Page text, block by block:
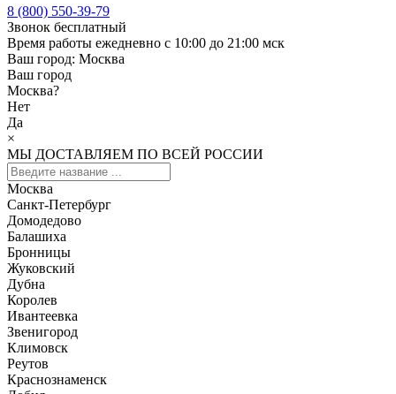
8 (800) 550-39-79
Звонок бесплатный
Время работы ежедневно с 10:00 до 21:00 мск
Ваш город: Москва
Ваш город
Москва?
Нет
Да
×
МЫ ДОСТАВЛЯЕМ ПО ВСЕЙ РОССИИ
Москва
Санкт-Петербург
Домодедово
Балашиха
Бронницы
Жуковский
Дубна
Королев
Ивантеевка
Звенигород
Климовск
Реутов
Краснознаменск